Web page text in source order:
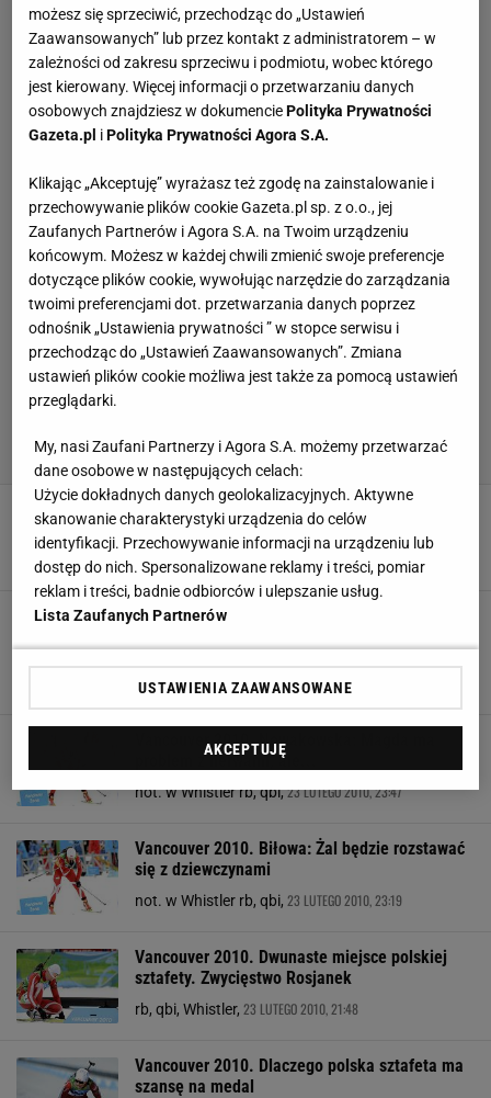
Vancouver 2010. Przełożony zjazd już bez Polki
- podsumowanie dwunastego dnia
Sport.pl,25 LUTEGO 2010, 00:29
Vancouver 2010. Gąsienica-Daniel: Nie trafiłam
Jakub Ciastoń, Whistler Creekside,
24 LUTEGO 2010, 22:12
Vancouver 2010. Nowakowska: Magda ma
problem z nerwami, ale...
not. w Whistler rb, qbi,23 LUTEGO 2010, 23:47
Vancouver 2010. Biłowa: Żal będzie rozstawać
się z dziewczynami
not. w Whistler rb, qbi, 23 LUTEGO 2010, 23:19
Vancouver 2010. Dwunaste miejsce polskiej
sztafety. Zwycięstwo Rosjanek
rb, qbi, Whistler, 23 LUTEGO 2010, 21:48
Vancouver 2010. Dlaczego polska sztafeta ma
szansę na medal
możesz się sprzeciwić, przechodząc do „Ustawień
Zaawansowanych” lub przez kontakt z administratorem – w
zależności od zakresu sprzeciwu i podmiotu, wobec którego
jest kierowany. Więcej informacji o przetwarzaniu danych
osobowych znajdziesz w dokumenciePolityka Prywatności
Gazeta.pl iPolityka Prywatności Agora S.A.
Klikając „Akceptuję” wyrażasz też zgodę na zainstalowanie i
przechowywanie plików cookie Gazeta.pl sp. z o.o., jej
Zaufanych Partnerów i Agora S.A. na Twoim urządzeniu
końcowym. Możesz w każdej chwili zmienić swoje preferencje
dotyczące plików cookie, wywołując narzędzie do zarządzania
twoimi preferencjami dot. przetwarzania danych poprzez
odnośnik „Ustawienia prywatności ” w stopce serwisu i
przechodząc do „Ustawień Zaawansowanych”. Zmiana
ustawień plików cookie możliwa jest także za pomocą ustawień
przeglądarki.
My, nasi Zaufani Partnerzy i Agora S.A. możemy przetwarzać
dane osobowe w następujących celach:
Użycie dokładnych danych geolokalizacyjnych. Aktywne
skanowanie charakterystyki urządzenia do celów
identyfikacji. Przechowywanie informacji na urządzeniu lub
dostęp do nich. Spersonalizowane reklamy i treści, pomiar
reklam i treści, badnie odbiorców i ulepszanie usług.
Lista Zaufanych Partnerów
USTAWIENIA ZAAWANSOWANE
AKCEPTUJĘ